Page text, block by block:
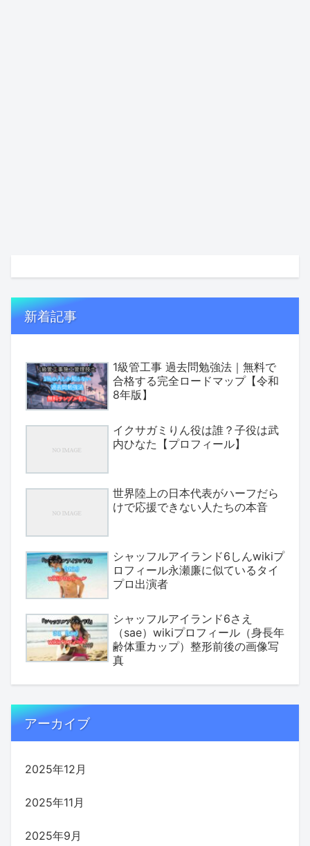
新着記事
1級管工事 過去問勉強法｜無料で
合格する完全ロードマップ【令和
8年版】
イクサガミりん役は誰？子役は武
内ひなた【プロフィール】
世界陸上の日本代表がハーフだら
けで応援できない人たちの本音
シャッフルアイランド6しんwikiプ
ロフィール永瀬廉に似ているタイ
プロ出演者
シャッフルアイランド6さえ
（sae）wikiプロフィール（身長年
齢体重カップ）整形前後の画像写
真
アーカイブ
2025年12月
2025年11月
2025年9月